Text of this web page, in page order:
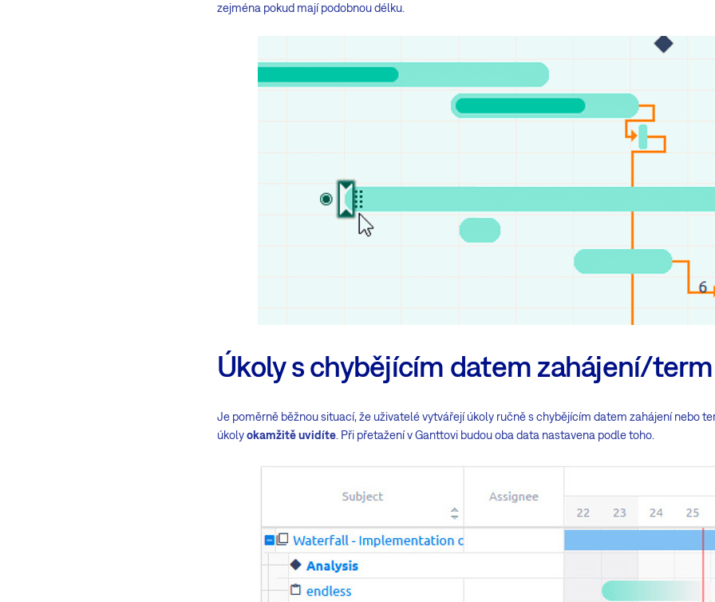
zejména pokud mají podobnou délku.
Úkoly s chybějícím datem zahájení/
Je poměrně běžnou situací, že uživatelé vytvářejí úkoly ručně s chybějícím datem zahájení nebo
úkolyokamžitě uvidíte. Při přetažení v Ganttovi budou oba data nastavena podle toho.